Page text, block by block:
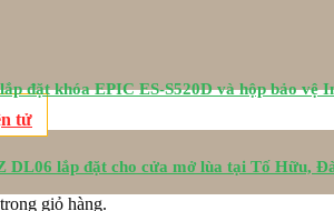
giỏ hàng.
tử
đặt khóa EPIC ES-S520D và hộp bảo vệ
DL06 lắp đặt cho cửa mở lùa tại Tố Hữu,